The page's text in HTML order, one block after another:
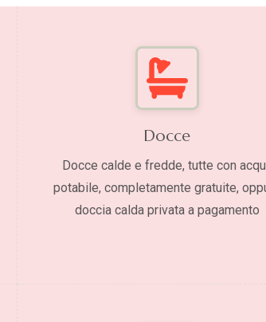
Docce
Docce calde e fredde, tutte con
potabile, completamente gratuite,
doccia calda privata a pagamento